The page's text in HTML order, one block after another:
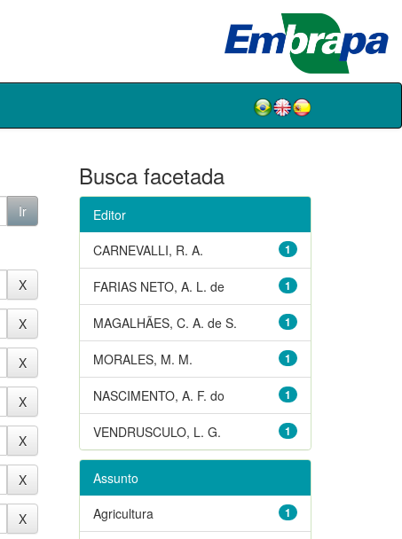
Busca facetada
Editor
1
CARNEVALLI, R. A.
1
FARIAS NETO, A. L. de
1
MAGALHÃES, C. A. de S.
1
MORALES, M. M.
1
NASCIMENTO, A. F. do
1
VENDRUSCULO, L. G.
Assunto
1
Agricultura